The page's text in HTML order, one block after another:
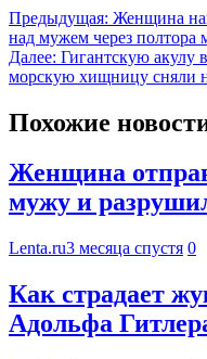
Предыдущая: Женщина
над мужем через полтора
Далее: Гигантскую акулу
морскую хищницу сняли
Похожие
Женщина
мужу и
Lenta.ru3 месяца спустя 0
Как страдает
Адольфа